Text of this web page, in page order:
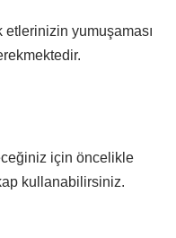
etlerinizin yumuşaması
için öncelikle
kullanabilirsiniz.